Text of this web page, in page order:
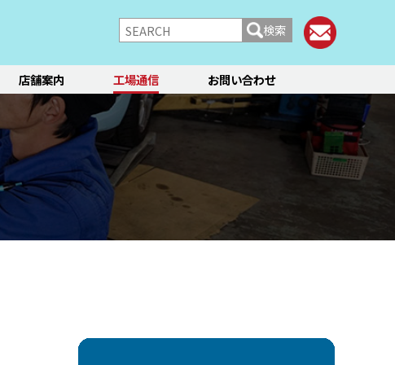
検索
イメント点検・調整
オイル交換
12か月点検/24か月点検
ルーティーン
ステージ3／リフレッシュ
オ フィアット／アバルト
ン/シャーシ
ブレーキ
快適装備
レンタカー
店舗案内 工場通信 お問い合わせ